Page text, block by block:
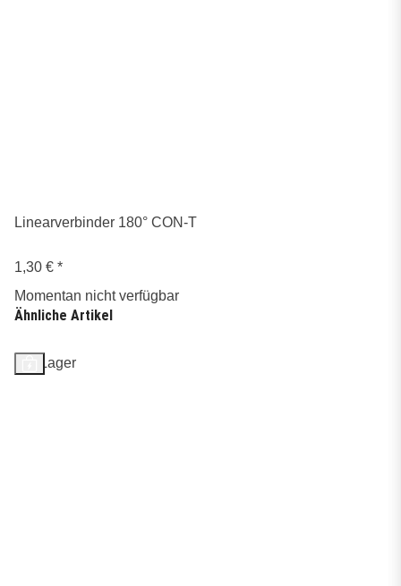
Linearverbinder 180° CON-T
1,30 € *
Momentan nicht verfügbar
Ähnliche Artikel
Auf Lager